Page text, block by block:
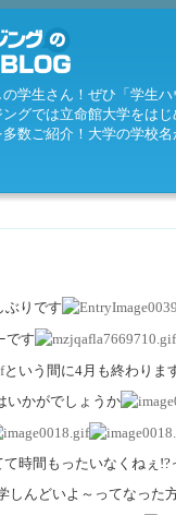
学生さん！ぜひ「学生
グでは立命館大学をは
数ご紹介！大学の学校
ぶりです
です
という間に4月も終わりま
いかがでしょうか
時間もったいなくねぇ!?
しんどいよ～ってなった